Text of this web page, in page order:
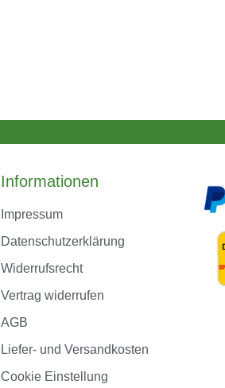
Informationen
Impressum
Datenschutzerklärung
Widerrufsrecht
Vertrag widerrufen
AGB
Liefer- und Versandkosten
Cookie Einstellung